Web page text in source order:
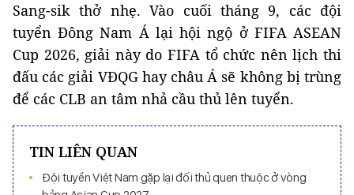
Sang-sik thở nhẹ. Vào cuối tháng 9, các đội
tuyển Đông Nam Á lại hội ngộ ở FIFA ASEAN
Cup 2026, giải này do FIFA tổ chức nên lịch thi
đấu các giải VĐQG hay châu Á sẽ không bị trùng
để các CLB an tâm nhả cầu thủ lên tuyển.
TIN LIÊN QUAN
Đội tuyển Việt Nam gặp lại đối thủ quen thuộc ở vòng